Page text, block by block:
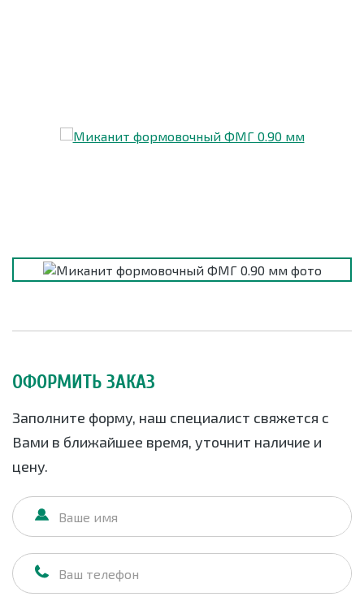
ОФОРМИТЬ ЗАКАЗ
Заполните форму, наш специалист свяжется с
Вами в ближайшее время, уточнит наличие и
цену.